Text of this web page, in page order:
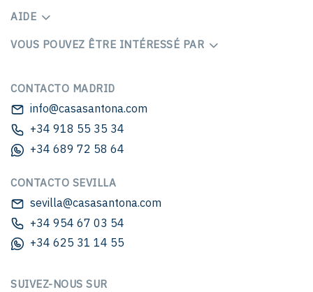
AIDE
VOUS POUVEZ ÊTRE INTÉRESSÉ PAR
CONTACTO MADRID
info@casasantona.com
+34 918 55 35 34
+34 689 72 58 64
CONTACTO SEVILLA
sevilla@casasantona.com
+34 954 67 03 54
+34 625 31 14 55
SUIVEZ-NOUS SUR